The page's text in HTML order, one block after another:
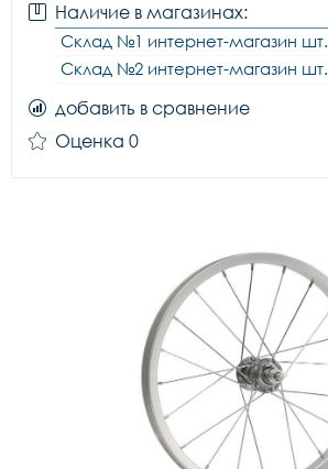
Наличие в магазинах:
Склад №1 интернет-магазин шт.
Склад №2 интернет-магазин шт.
добавить в сравнение
Оценка 0